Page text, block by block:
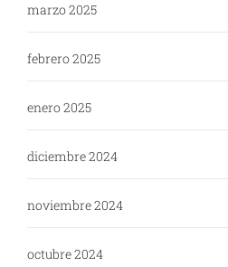
marzo 2025
febrero 2025
enero 2025
diciembre 2024
noviembre 2024
octubre 2024